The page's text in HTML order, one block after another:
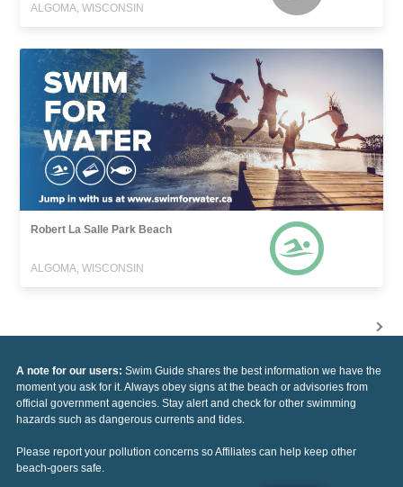
ALGOMA, WISCONSIN
Robert La Salle Park Beach
ALGOMA, WISCONSIN
A note for our users: Swim Guide shares the best information we have the
moment you ask for it. Always obey signs at the beach or advisories from
official government agencies. Stay alert and check for other swimming
hazards such as dangerous currents and tides.
Please report your pollution concerns so Affiliates can help keep other
beach-goers safe.